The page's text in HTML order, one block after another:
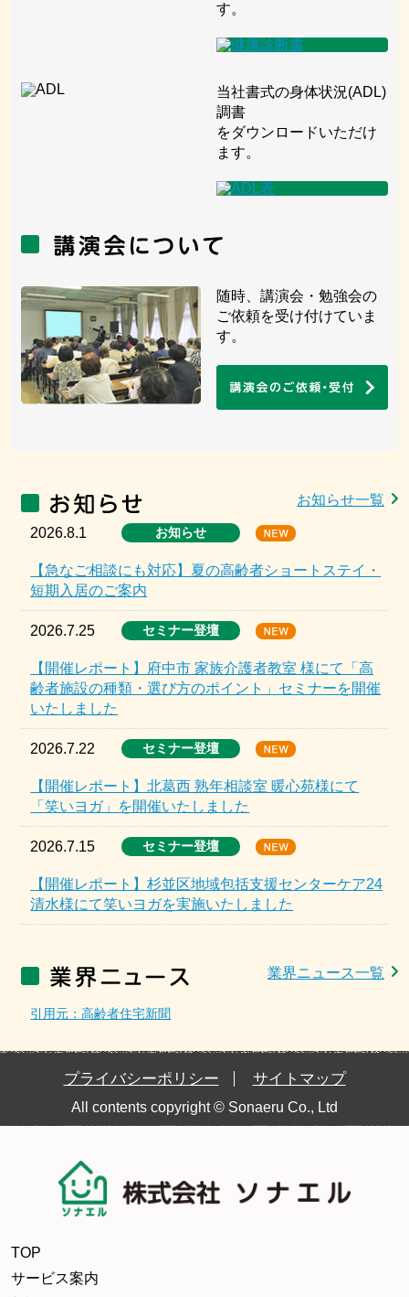
す。
当社書式の身体状況(ADL)
調書
をダウンロードいただけ
ます。
随時、講演会・勉強会の
ご依頼を受け付けていま
す。
お知らせ一覧
2026.8.1 お知らせ
【急なご相談にも対応】夏の高齢者ショートステイ・
短期入居のご案内
2026.7.25 セミナー登壇
【開催レポート】府中市 家族介護者教室 様にて「高
齢者施設の種類・選び方のポイント」セミナーを開催
いたしました
2026.7.22 セミナー登壇
【開催レポート】北葛西 熟年相談室 暖心苑様にて
「笑いヨガ」を開催いたしました
2026.7.15 セミナー登壇
【開催レポート】杉並区地域包括支援センターケア24
清水様にて笑いヨガを実施いたしました
業界ニュース一覧
引用元：高齢者住宅新聞
プライバシーポリシー サイトマップ
All contents copyright © Sonaeru Co., Ltd
TOP
サービス案内